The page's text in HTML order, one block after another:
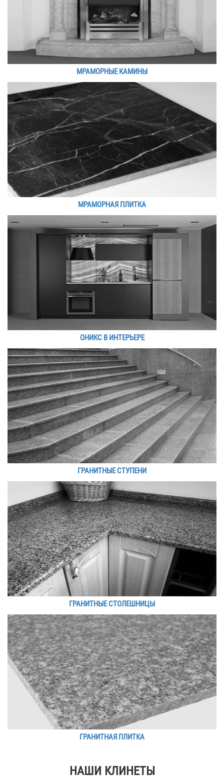
МРАМОРНЫЕ КАМИНЫ
МРАМОРНАЯ ПЛИТКА
ОНИКС В ИНТЕРЬЕРЕ
ГРАНИТНЫЕ СТУПЕНИ
ГРАНИТНЫЕ СТОЛЕШНИЦЫ
ГРАНИТНАЯ ПЛИТКА
НАШИ КЛИНЕТЫ